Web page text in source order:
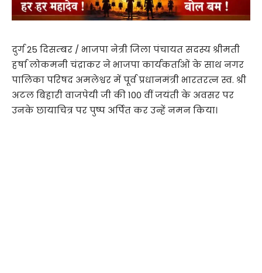
दुर्ग 25 दिसम्बर / भाजपा नेत्री जिला पंचायत सदस्य श्रीमती
हर्षा लोकमनी चंद्राकर ने भाजपा कार्यकर्ताओं के साथ नगर
पालिका परिषद अमलेश्वर में पूर्व प्रधानमंत्री भारतरत्न स्व. श्री
अटल बिहारी वाजपेयी जी की 100 वीं जयंती के अवसर पर
उनके छायाचित्र पर पुष्प अर्पित कर उन्हें नमन किया।